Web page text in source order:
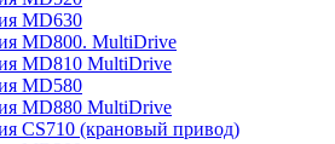
MD630
MD800. MultiDrive
MD810 MultiDrive
MD580
MD880 MultiDrive
CS710 (крановый привод)